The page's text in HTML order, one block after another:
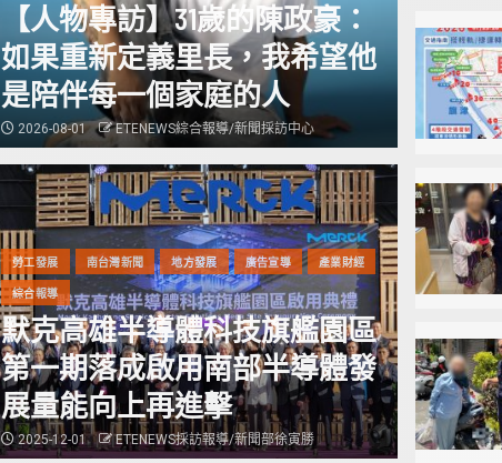
交通安全 南台灣新聞 廣告宣導 美食旅遊 警力助援為民服務 警政新聞
旗津風箏節本週登場！鼓山警
啟動四階段交管 籲善用大眾運
輸避壅塞
2026-07-23 ETENEWS採訪報導/新聞部徐寅勝
【人物專訪】31歲的陳政豪：
如果重新定義里長，我希望他
是陪伴每一個家庭的人
2026-08-01 ETENEWS綜合報導/新聞採訪中心
勞工發展 南台灣新聞 地方發展 廣告宣導 產業財經
綜合報導
默克高雄半導體科技旗艦園區
第一期落成啟用南部半導體發
展量能向上再進擊
2025-12-01 ETENEWS採訪報導/新聞部徐寅勝
2
3
4